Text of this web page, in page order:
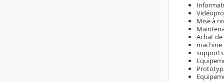
Mise à
Achat
machine